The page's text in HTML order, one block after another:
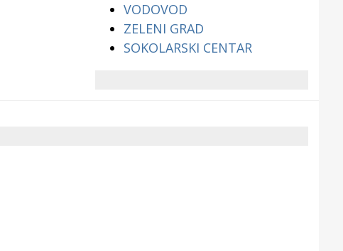
VODOVOD
ZELENI GRAD
SOKOLARSKI CENTAR